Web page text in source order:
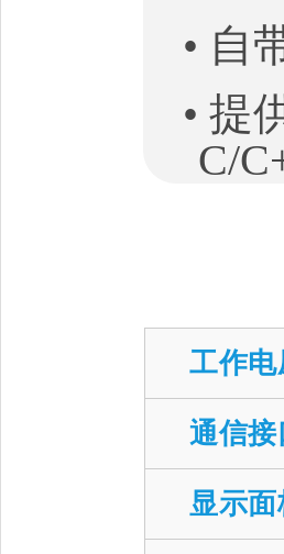
• 自
• 提
C/
工作电
通信接
显示面